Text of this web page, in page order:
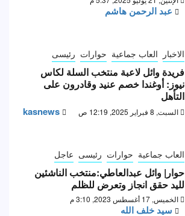
عبد الرحمن هاشم
الاخبار العاب جماعية حوارات رئيسى
فريدة وائل لاعبة منتخب السلة لكاس
نيوز: أوغندا خصم عنيد وقادرون على
التأهل
السبت, 8 فبراير 2025, 12:19 ص kasnews
العاب جماعية حوارات رئيسى عاجل
حوار| وائل عبدالعاطي:منتخب الناشئين
لليد حقق انجاز وتعرض للظلم
الخميس, 17 أغسطس 2023, 3:10 م
سيد خلف الله